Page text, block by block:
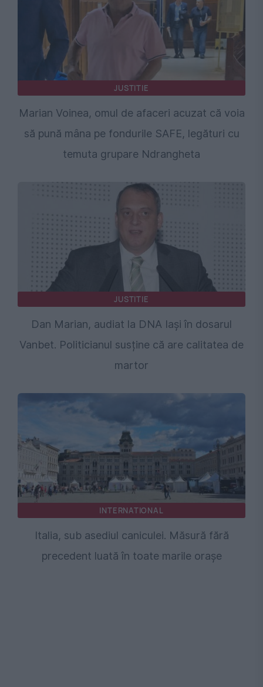
JUSTITIE
Marian Voinea, omul de afaceri acuzat că voia
să pună mâna pe fondurile SAFE, legături cu
temuta grupare Ndrangheta
JUSTITIE
Dan Marian, audiat la DNA Iași în dosarul
Vanbet. Politicianul susține că are calitatea de
martor
INTERNATIONAL
Italia, sub asediul caniculei. Măsură fără
precedent luată în toate marile orașe